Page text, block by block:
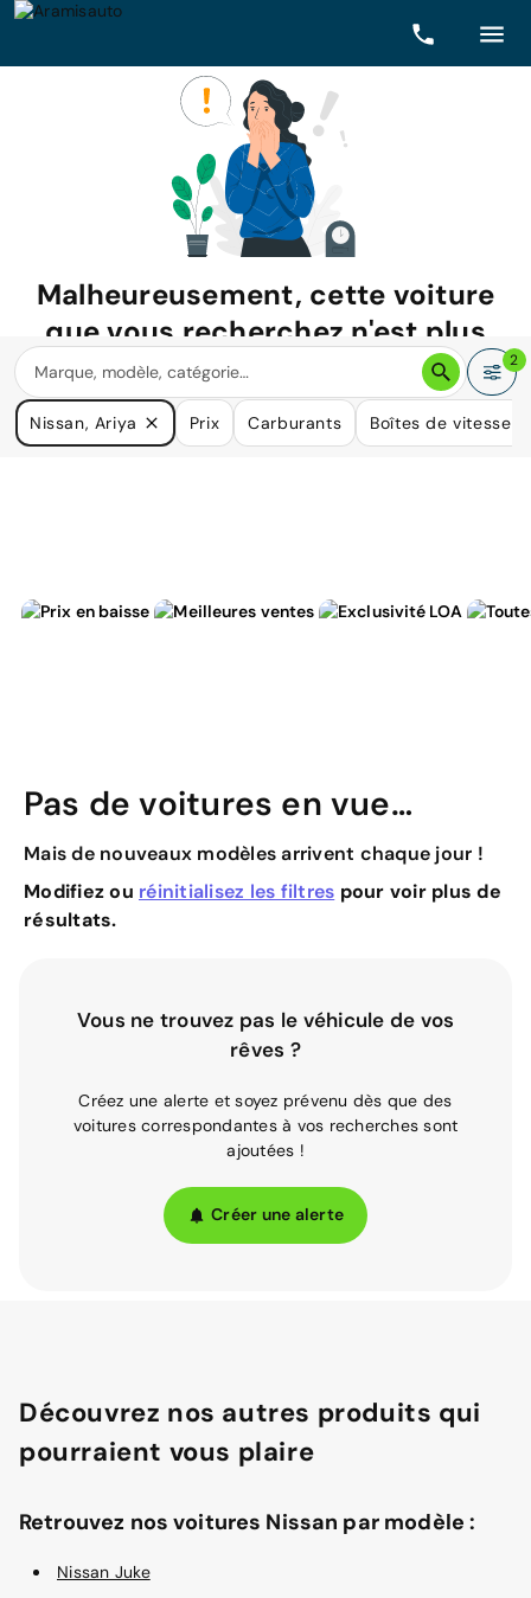
Malheureusement, cette voiture
que vous recherchez n'est plus
disponible.
Nous avons de nombreuses voitures qui pourraient répondre
à vos besoins.
2
Nissan, Ariya Prix Carburants Boîtes de vitesse
Pas de voitures en vue…
Mais de nouveaux modèles arrivent chaque jour !
Modifiez ou réinitialisez les filtres pour voir plus de
résultats.
Vous ne trouvez pas le véhicule de vos
rêves ?
Créez une alerte et soyez prévenu dès que des
voitures correspondantes à vos recherches sont
ajoutées !
Créer une alerte
Découvrez nos autres produits qui
pourraient vous plaire
Retrouvez nos voitures Nissan par modèle :
Nissan Juke